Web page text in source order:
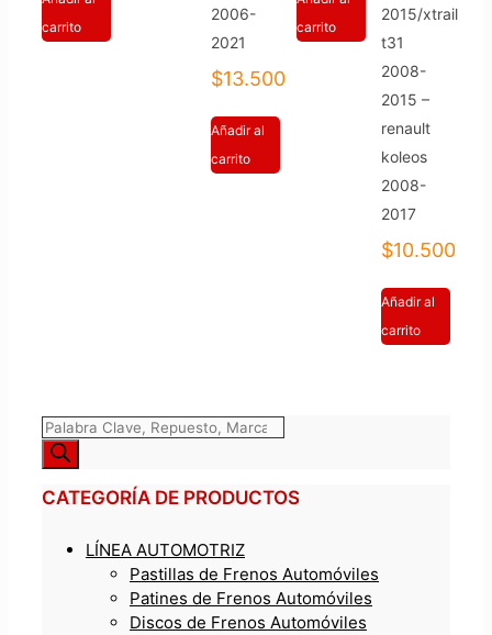
carrito
2006-
2021
$13.500
Añadir al
carrito
carrito
2015/xtrail
t31
2008-
2015 –
renault
koleos
2008-
2017
$10.500
Añadir al
carrito
Búsqueda
de
productos
CATEGORÍA DE PRODUCTOS
LÍNEA AUTOMOTRIZ
Pastillas de Frenos Automóviles
Patines de Frenos Automóviles
Discos de Frenos Automóviles